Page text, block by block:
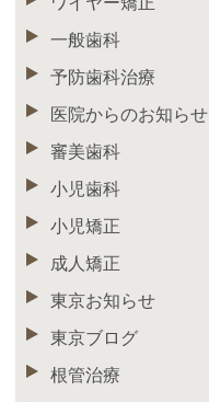
一般歯科
予防歯科治療
医院からのお知らせ
審美歯科
小児歯科
小児矯正
成人矯正
東京お知らせ
東京ブログ
根管治療